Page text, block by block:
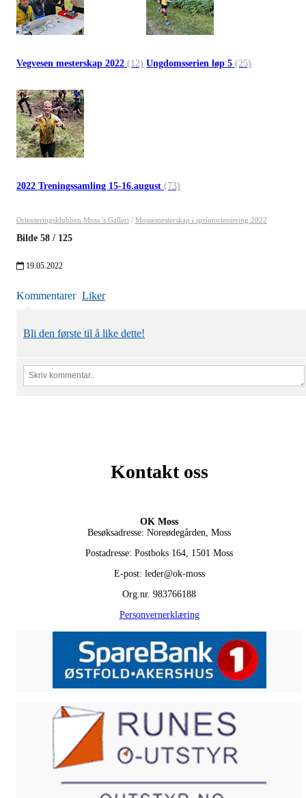
Vegvesen mesterskap 2022 (12) Ungdomsserien løp 5 (25)
2022 Treningssamling 15-16.august (73)
Orienteringsklubben Moss 's Galleri / Mossemesterskap i sprintorientering 2022
Bilde 58 / 125
19.05.2022
Kommentarer Liker
Bli den første til å like dette!
Kontakt oss
OK Moss
Besøksadresse: Noreødegården, Moss
Postadresse: Postboks 164, 1501 Moss
E-post: leder@ok-moss
Org.nr. 983766188
Personvernerklæring